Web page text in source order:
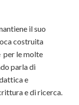
il suo
costruita
per le molte
parla di
e
e di ricerca.